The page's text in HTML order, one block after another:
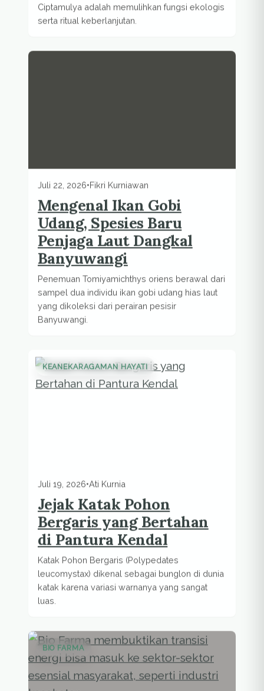
Ciptamulya adalah memulihkan fungsi ekologis
serta ritual keberlanjutan.
Juli 22, 2026•Fikri Kurniawan
Mengenal Ikan Gobi
Udang, Spesies Baru
Penjaga Laut Dangkal
Banyuwangi
Penemuan Tomiyamichthys oriens berawal dari
sampel dua individu ikan gobi udang hias laut
yang dikoleksi dari perairan pesisir
Banyuwangi.
KEANEKARAGAMAN HAYATI
Juli 19, 2026•Ati Kurnia
Jejak Katak Pohon
Bergaris yang Bertahan
di Pantura Kendal
Katak Pohon Bergaris (Polypedates
leucomystax) dikenal sebagai bunglon di dunia
katak karena variasi warnanya yang sangat
luas.
BIO FARMA